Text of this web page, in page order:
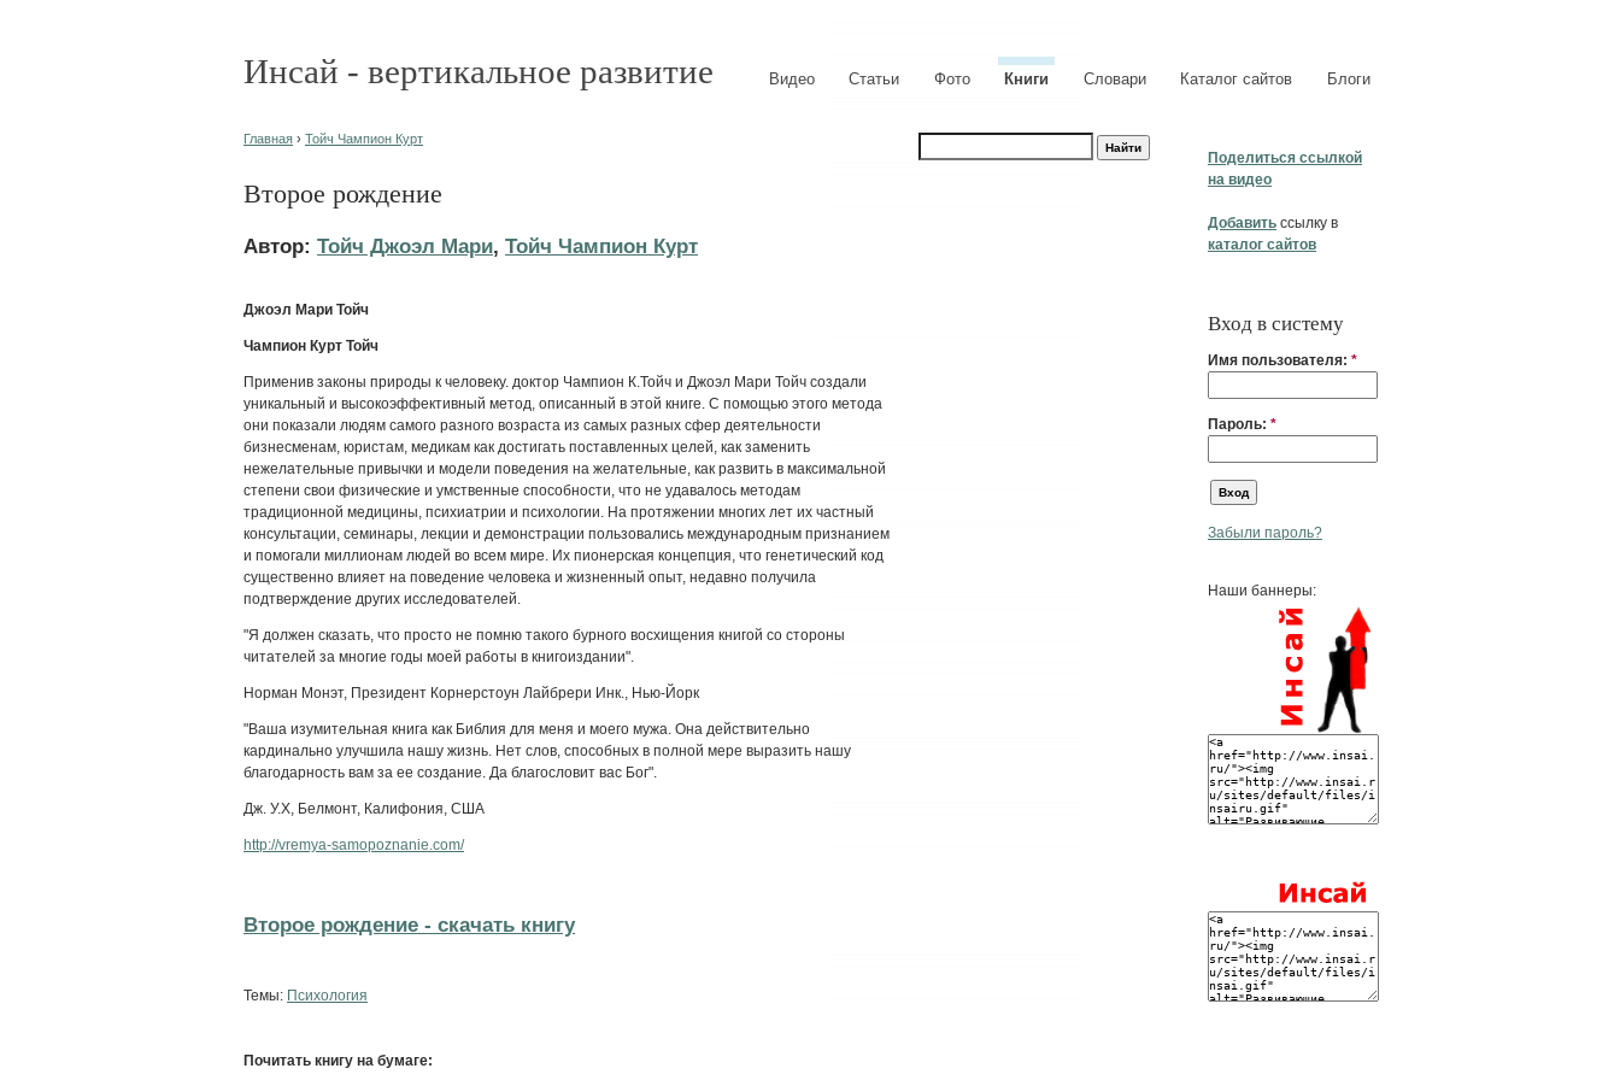
Инсай - вертикальное развитие Видео Статьи Фото Книги Словари Каталог сайтов Блоги
Поделиться ссылкой
на видео
Добавить ссылку в
каталог сайтов
Вход в систему
Имя пользователя: *
Пароль: *
Забыли пароль?
Наши баннеры:
Главная › Тойч Чампион Курт
Второе рождение
Автор: Тойч Джоэл Мари, Тойч Чампион Курт
Джоэл Мари Тойч
Чампион Курт Тойч
Применив законы природы к человеку. доктор Чампион К.Тойч и Джоэл Мари Тойч создали
уникальный и высокоэффективный метод, описанный в этой книге. С помощью этого метода
они показали людям самого разного возраста из самых разных сфер деятельности
бизнесменам, юристам, медикам как достигать поставленных целей, как заменить
нежелательные привычки и модели поведения на желательные, как развить в максимальной
степени свои физические и умственные способности, что не удавалось методам
традиционной медицины, психиатрии и психологии. На протяжении многих лет их частный
консультации, семинары, лекции и демонстрации пользовались международным признанием
и помогали миллионам людей во всем мире. Их пионерская концепция, что генетический код
существенно влияет на поведение человека и жизненный опыт, недавно получила
подтверждение других исследователей.
"Я должен сказать, что просто не помню такого бурного восхищения книгой со стороны
читателей за многие годы моей работы в книгоиздании".
Норман Монэт, Президент Корнерстоун Лайбрери Инк., Нью-Йорк
"Ваша изумительная книга как Библия для меня и моего мужа. Она действительно
кардинально улучшила нашу жизнь. Нет слов, способных в полной мере выразить нашу
благодарность вам за ее создание. Да благословит вас Бог".
Дж. У.Х, Белмонт, Калифония, США
http://vremya-samopoznanie.com/
Второе рождение - cкачать книгу
Темы: Психология
Почитать книгу на бумаге: